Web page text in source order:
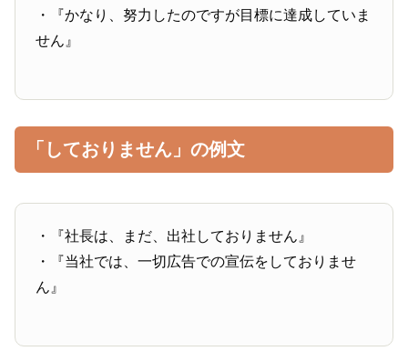
・『かなり、努力したのですが目標に達成していま
せん』
「しておりません」の例文
・『社長は、まだ、出社しておりません』
・『当社では、一切広告での宣伝をしておりませ
ん』